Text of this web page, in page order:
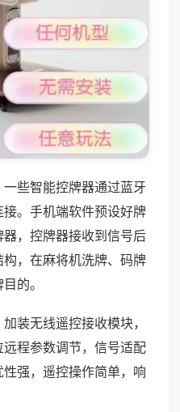
些智能控牌器通过蓝牙
。手机端软件预设好牌
，控牌器接收到信号后
，在麻将机洗牌、码牌
的。
装无线遥控接收模块，
程参数调节，信号适配
强，遥控操作简单，响